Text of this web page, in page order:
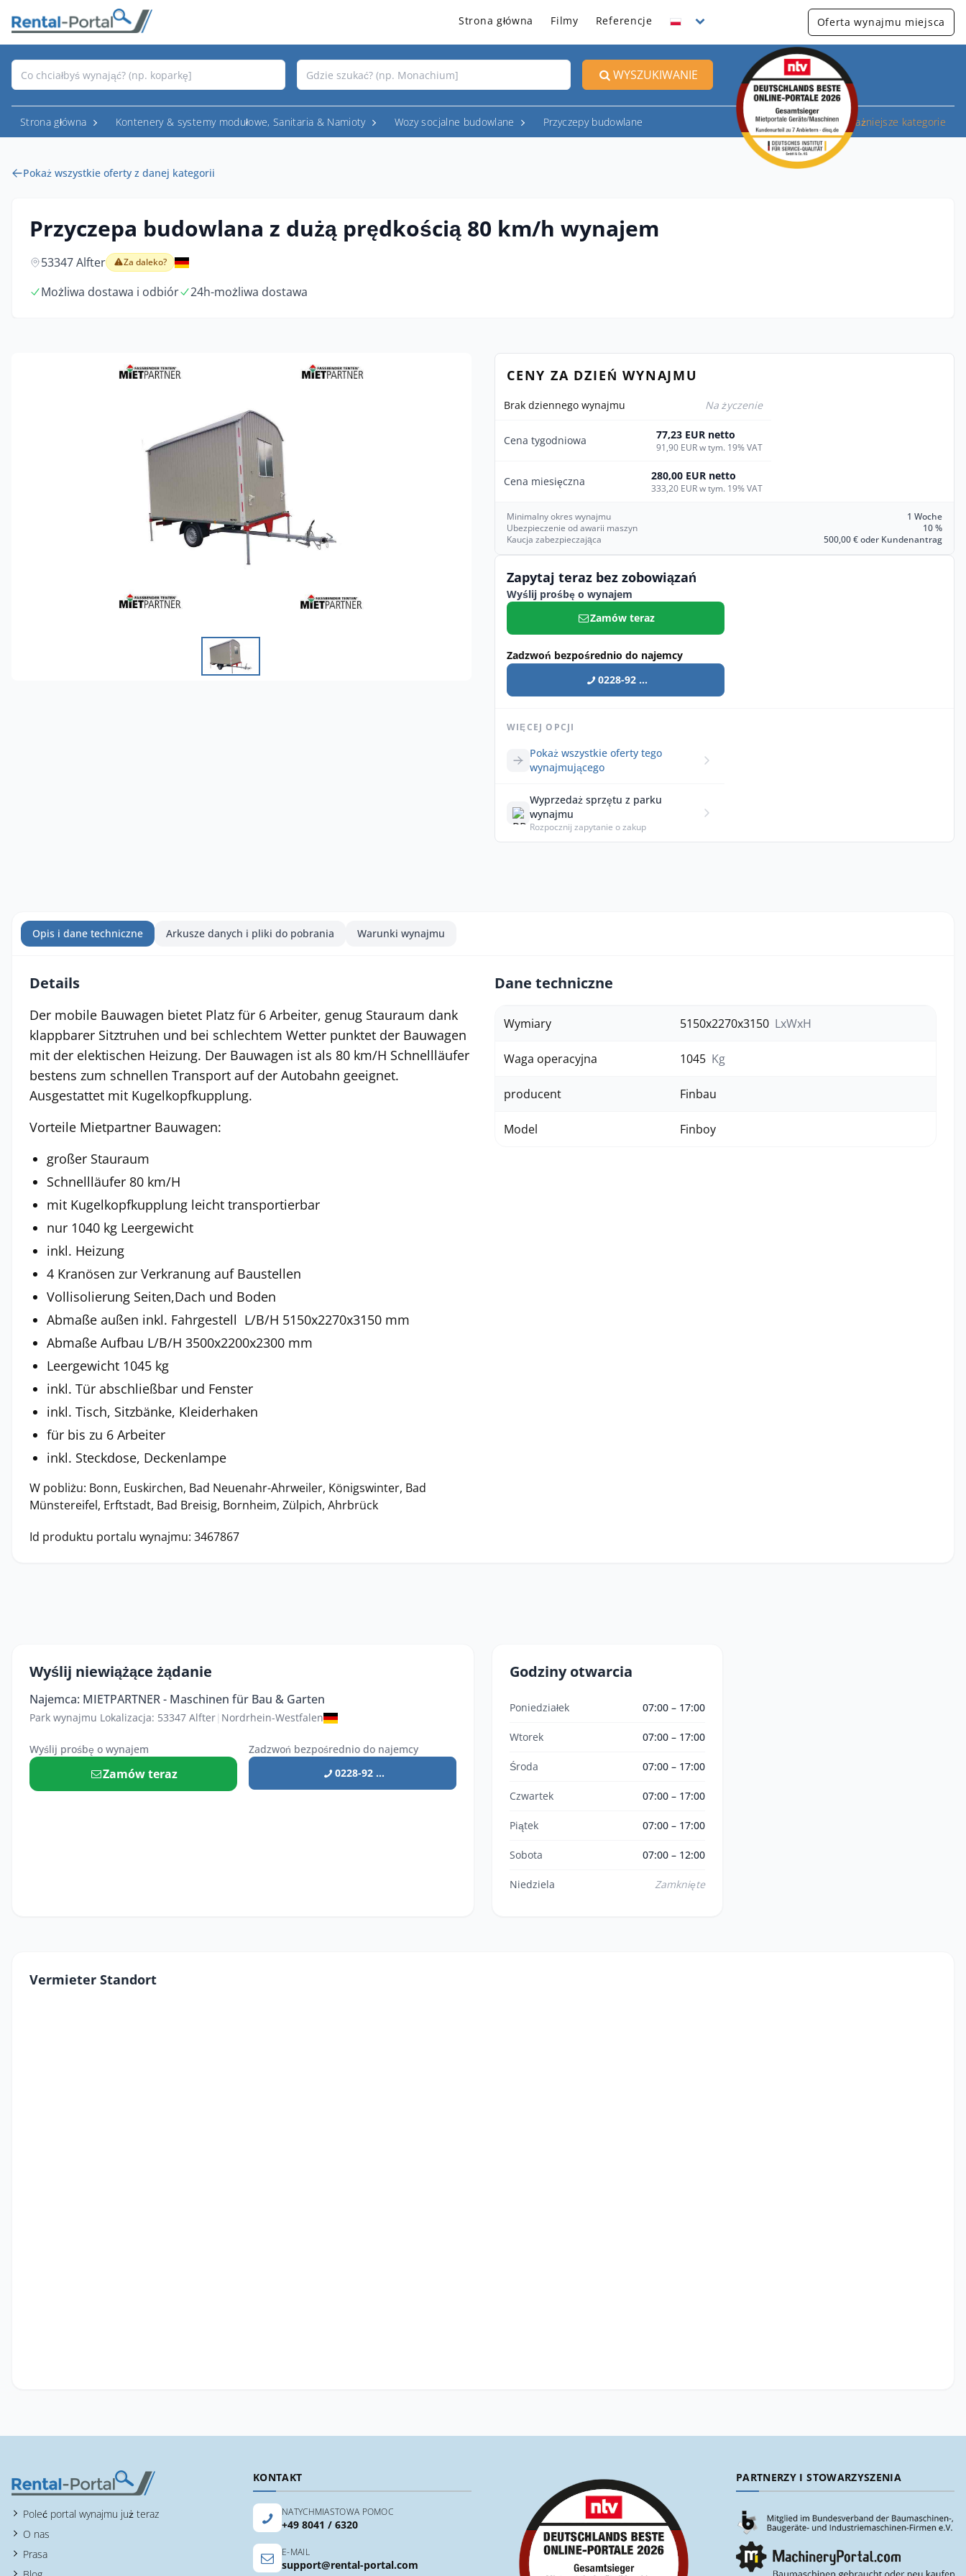
Strona główna Filmy Referencje Oferta wynajmu miejsca
WYSZUKIWANIE
Strona główna Kontenery & systemy modułowe, Sanitaria & Namioty Wozy socjalne budowlane Przyczepy budowlane Najważniejsze kategorie
Pokaż wszystkie oferty z danej kategorii
Przyczepa budowlana z dużą prędkością 80 km/h wynajem
53347 Alfter Za daleko?
Możliwa dostawa i odbiór 24h-możliwa dostawa
CENY ZA DZIEŃ WYNAJMU
Brak dziennego wynajmu Na życzenie
Cena tygodniowa 77,23 EUR netto
91,90 EUR w tym. 19% VAT
Cena miesięczna 280,00 EUR netto
333,20 EUR w tym. 19% VAT
Minimalny okres wynajmu
1 Woche
Ubezpieczenie od awarii maszyn
10 %
Kaucja zabezpieczająca
500,00 € oder Kundenantrag
Zapytaj teraz bez zobowiązań
Wyślij prośbę o wynajem
Zamów teraz
Zadzwoń bezpośrednio do najemcy
0228-92 ...
WIĘCEJ OPCJI
Pokaż wszystkie oferty tego
wynajmującego
Wyprzedaż sprzętu z parku
wynajmu
Rozpocznij zapytanie o zakup
Opis i dane techniczne Arkusze danych i pliki do pobrania Warunki wynajmu
Details
Der mobile Bauwagen bietet Platz für 6 Arbeiter, genug Stauraum dank
klappbarer Sitztruhen und bei schlechtem Wetter punktet der Bauwagen
mit der elektischen Heizung. Der Bauwagen ist als 80 km/H Schnellläufer
bestens zum schnellen Transport auf der Autobahn geeignet.
Ausgestattet mit Kugelkopfkupplung.
Vorteile Mietpartner Bauwagen:
großer Stauraum
Schnellläufer 80 km/H
mit Kugelkopfkupplung leicht transportierbar
nur 1040 kg Leergewicht
inkl. Heizung
4 Kranösen zur Verkranung auf Baustellen
Vollisolierung Seiten,Dach und Boden
Abmaße außen inkl. Fahrgestell L/B/H 5150x2270x3150 mm
Abmaße Aufbau L/B/H 3500x2200x2300 mm
Leergewicht 1045 kg
inkl. Tür abschließbar und Fenster
inkl. Tisch, Sitzbänke, Kleiderhaken
für bis zu 6 Arbeiter
inkl. Steckdose, Deckenlampe
W pobliżu: Bonn, Euskirchen, Bad Neuenahr-Ahrweiler, Königswinter, Bad
Münstereifel, Erftstadt, Bad Breisig, Bornheim, Zülpich, Ahrbrück
Id produktu portalu wynajmu: 3467867
Dane techniczne
Wymiary 5150x2270x3150 LxWxH
Waga operacyjna 1045 Kg
producent Finbau
Model Finboy
Wyślij niewiążące żądanie
Najemca: MIETPARTNER - Maschinen für Bau & Garten
Park wynajmu Lokalizacja: 53347 Alfter| Nordrhein-Westfalen
Wyślij prośbę o wynajem
Zamów teraz
Zadzwoń bezpośrednio do najemcy
0228-92 ...
Godziny otwarcia
Poniedziałek 07:00 – 17:00
Wtorek 07:00 – 17:00
Środa 07:00 – 17:00
Czwartek 07:00 – 17:00
Piątek 07:00 – 17:00
Sobota 07:00 – 12:00
Niedziela Zamknięte
Vermieter Standort
Poleć portal wynajmu już teraz
O nas
Prasa
KONTAKT
NATYCHMIASTOWA POMOC
+49 8041 / 6320
E-MAIL
support@rental-portal.com
PARTNERZY I STOWARZYSZENIA